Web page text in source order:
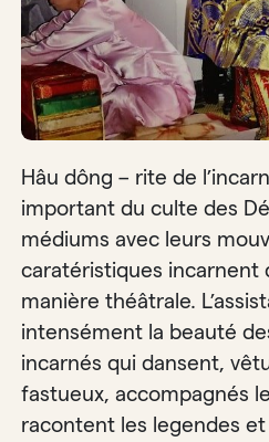
Hâu dông – rite de
important du culte des
médiums avec leurs
caratéristiques incarnent
manière théâtrale.
intensément la beauté
incarnés qui dansent,
fastueux, accompagnés
racontent les legendes